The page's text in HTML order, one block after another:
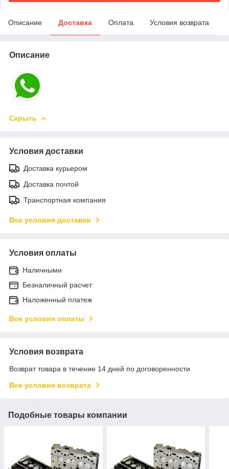
Описание Доставка Оплата Условия возврата
Описание
Скрыть
Условия доставки
Доставка курьером
Доставка почтой
Транспортная компания
Все условия доставки
Условия оплаты
Наличными
Безналичный расчет
Наложенный платеж
Все условия оплаты
Условия возврата
Возврат товара в течение 14 дней по договоренности
Все условия возврата
Подобные товары компании